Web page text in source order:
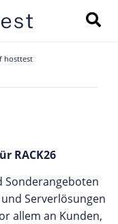
hosttest
RACK26
Sonderangeboten
Serverlösungen
allem an Kunden,